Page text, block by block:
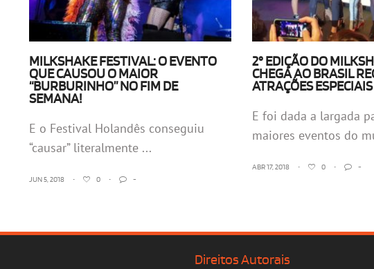
MILKSHAKE FESTIVAL: O EVENTO
QUE CAUSOU O MAIOR
“BURBURINHO” NO FIM DE
SEMANA!
E o Festival Holandês conseguiu
“causar” literalmente ...
JUN 5, 2018 • 0 • -
2° EDIÇÃO DO
CHEGA AO BRASIL
ATRAÇÕES ESPECIAIS
E foi dada a largada
maiores eventos do
ABR 17, 2018 • 0 • -
Direitos Autorais